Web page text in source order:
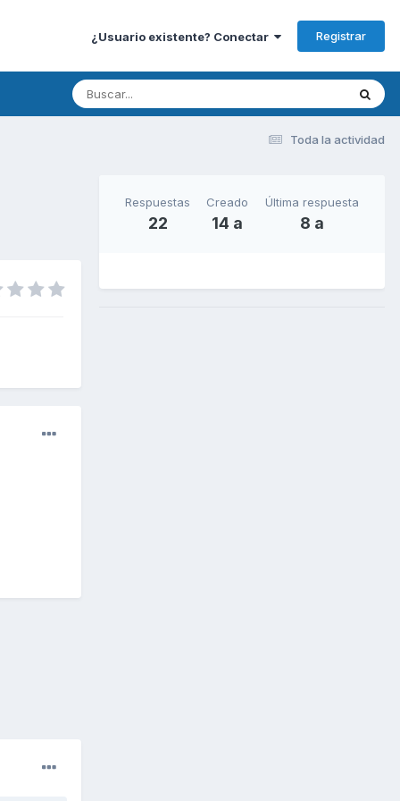
¿Usuario existente? Conectar Registrar
Toda la actividad
Respuestas
22
Creado
14 a
Última respuesta
8 a